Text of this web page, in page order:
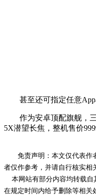
甚至还可指定任意App
作为安卓顶配旗舰，三
5X潜望长焦，整机售价
免责声明：本文仅代表作
者仅作参考，并请自行核实相
本网站有部分内容均转载自
在规定时间内给予删除等相关